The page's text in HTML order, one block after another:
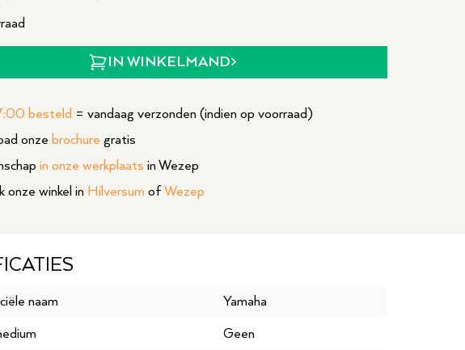
IN WINKELMAND
besteld = vandaag verzonden (indien op voorraad)
onze brochure gratis
in onze werkplaats in Wezep
onze winkel in Hilversum of Wezep
naam
Yamaha
Geen